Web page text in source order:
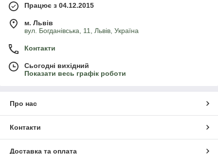
Працює з 04.12.2015
м. Львів
вул. Богданівська, 11, Львів, Україна
Контакти
Сьогодні вихідний
Показати весь графік роботи
Про нас
Контакти
Доставка та оплата